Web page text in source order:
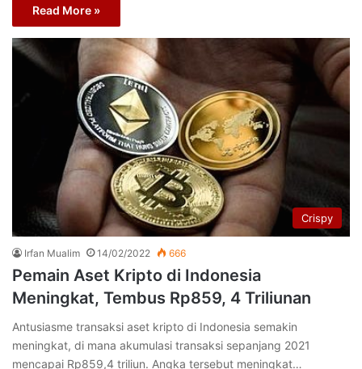
Read More »
Crispy
Irfan Mualim 14/02/2022 666
Pemain Aset Kripto di Indonesia
Meningkat, Tembus Rp859, 4 Triliunan
Antusiasme transaksi aset kripto di Indonesia semakin
meningkat, di mana akumulasi transaksi sepanjang 2021
mencapai Rp859,4 triliun. Angka tersebut meningkat…